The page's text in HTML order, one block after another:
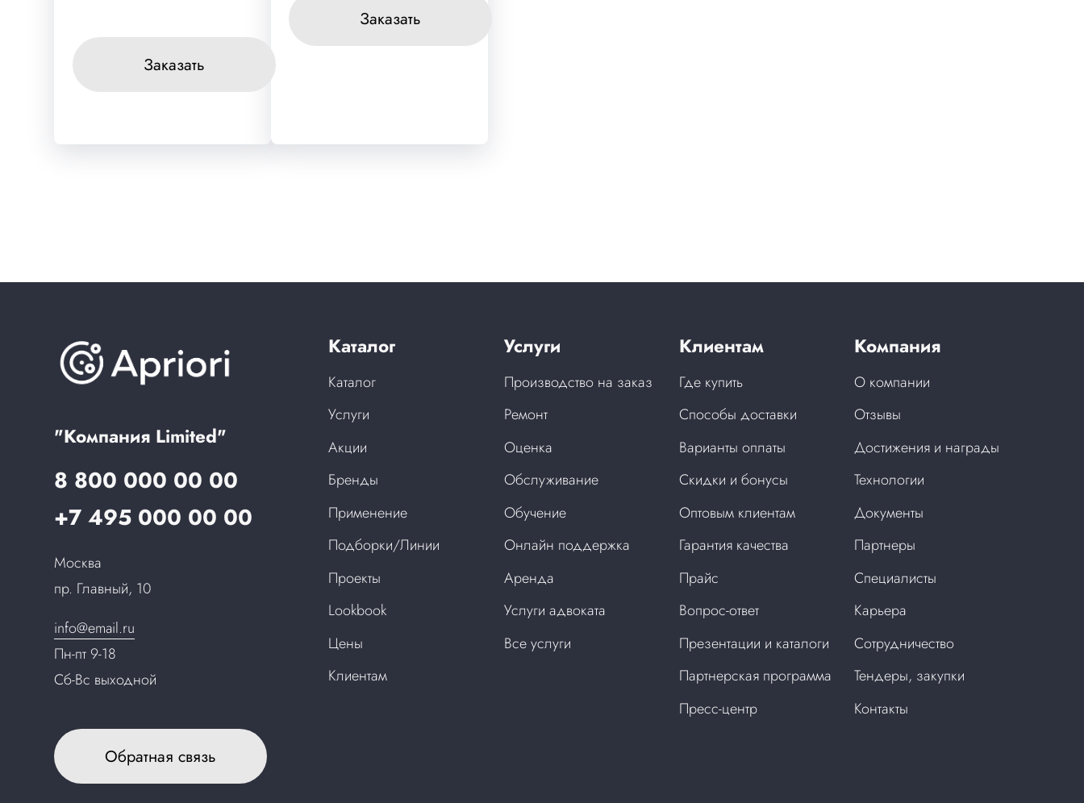
Заказать
Заказать
"Компания Limited"
8 800 000 00 00
+7 495 000 00 00
Москва
пр. Главный, 10
info@email.ru
Пн-пт 9-18
Сб-Вс выходной
Обратная связь
Каталог
Каталог
Услуги
Акции
Бренды
Применение
Подборки/Линии
Проекты
Lookbook
Цены
Клиентам
Услуги
Производство на заказ
Ремонт
Оценка
Обслуживание
Обучение
Онлайн поддержка
Аренда
Услуги адвоката
Все услуги
Клиентам
Где купить
Способы доставки
Варианты оплаты
Скидки и бонусы
Оптовым клиентам
Гарантия качества
Прайс
Вопрос-ответ
Презентации и каталоги
Партнерская программа
Пресс-центр
Компания
О компании
Отзывы
Достижения и награды
Технологии
Документы
Партнеры
Специалисты
Карьера
Сотрудничество
Тендеры, закупки
Контакты